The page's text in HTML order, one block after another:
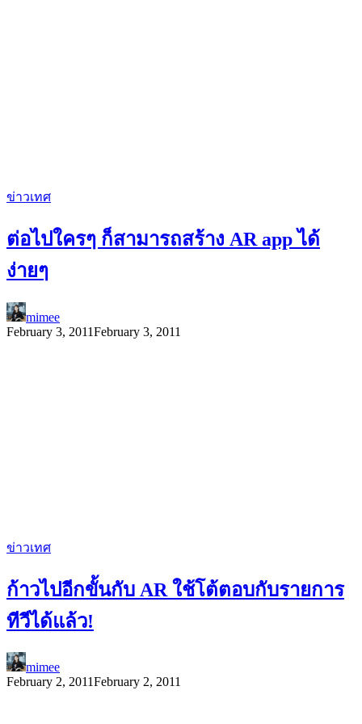
ข่าวเทศ
ต่อไปใครๆ ก็สามารถสร้าง AR app ได้
ง่ายๆ
mimee
February 3, 2011February 3, 2011
ข่าวเทศ
ก้าวไปอีกขั้นกับ AR ใช้โต้ตอบกับรายการ
ทีวีได้แล้ว!
mimee
February 2, 2011February 2, 2011